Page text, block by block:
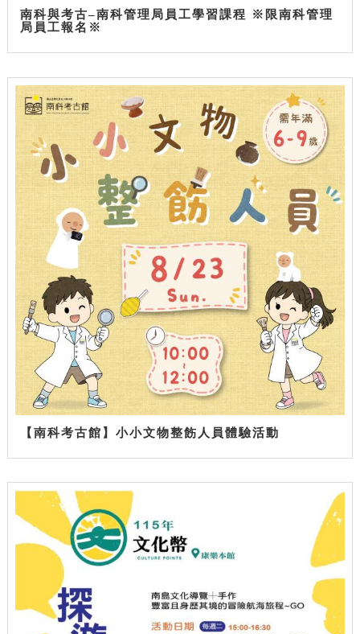
南科與考古–南科管理局員工學習課程 ※限南科管理
局員工報名※
【南科考古館】小小文物整飭人員體驗活動